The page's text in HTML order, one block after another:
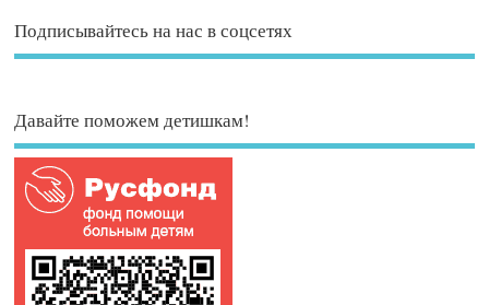
Подписывайтесь на нас в соцсетях
Давайте поможем детишкам!